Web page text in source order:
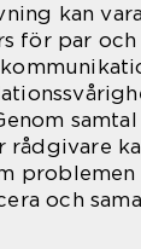
kan
för par
rådgivare
och